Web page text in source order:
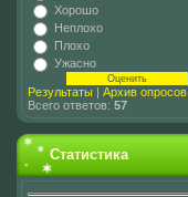
Хорошо
Неплохо
Плохо
Ужасно
Результаты | Архив опросов
Всего ответов: 57
Статистика